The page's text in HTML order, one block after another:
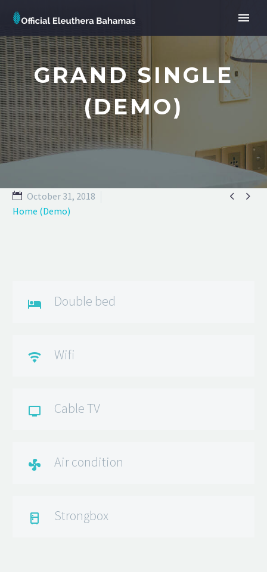
GRAND SINGLE
(DEMO)
 
October 31, 2018
Home (Demo)
 Double bed
 Wifi
 Cable TV
 Air condition
 Strongbox